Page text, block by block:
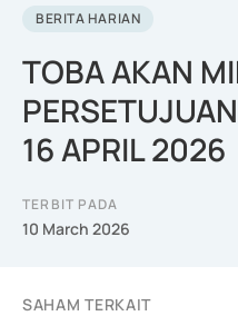
BERITA HARIAN
TOBA AKAN
16 APRIL 2026
TERBIT PADA
10 March 2026
SAHAM TERKAIT